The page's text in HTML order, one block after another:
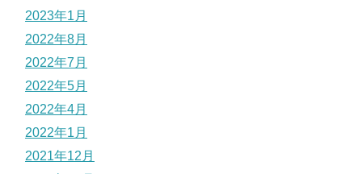
2023年1月
2022年8月
2022年7月
2022年5月
2022年4月
2022年1月
2021年12月